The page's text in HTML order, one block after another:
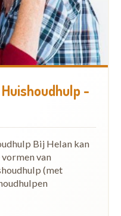
-
Bij Helan kan
van
(met